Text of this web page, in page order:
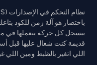
باختصار هو آلة زمن للكود
بيسجل كل حركة بتعملها في
قديمة كنت شغال عليها قبل
اللي اتغير بالظبط ومين اللي